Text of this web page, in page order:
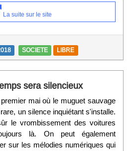
La suite sur le site
SOCIETE LIBRE
sera silencieux
mai où le muguet sauvage
un silence inquiétant s'installe.
le vrombissement des voitures
là. On peut également
sur les mélodies numériques qui